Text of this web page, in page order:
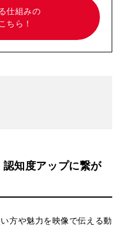
仕組みの
ちら！
知度アップに繋が
方や魅力を映像で伝える動